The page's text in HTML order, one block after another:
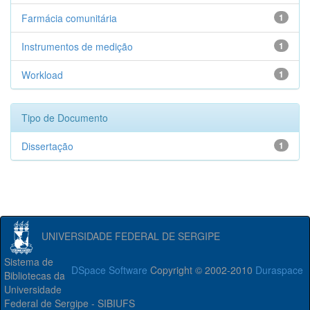
1
Farmácia comunitária
1
Instrumentos de medição
1
Workload
Tipo de Documento
1
Dissertação
UNIVERSIDADE FEDERAL DE SERGIPE
DSpace Software Copyright © 2002-2010 Duraspace
Sistema de
Bibliotecas da
Universidade
Federal de Sergipe - SIBIUFS